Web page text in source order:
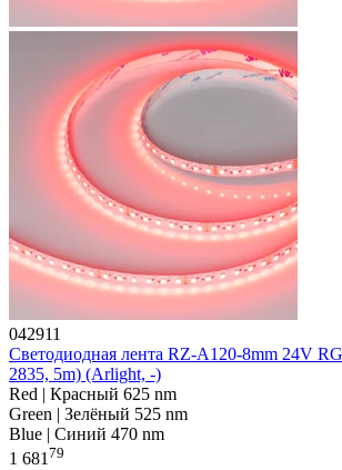
042911
Светодиодная лента RZ-A120-8mm 24V
2835, 5m) (Arlight, -)
Red | Красный 625 nm
Green | Зелёный 525 nm
Blue | Синий 470 nm
1 681 79